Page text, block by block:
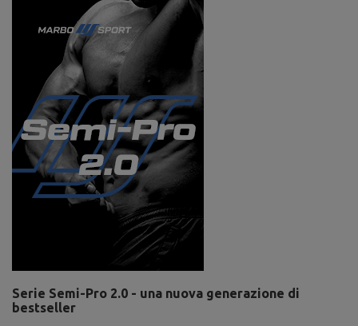
Serie Semi-Pro 2.0 - una nuova generazione di
bestseller